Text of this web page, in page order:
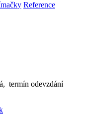
Reference
termín odevzdání